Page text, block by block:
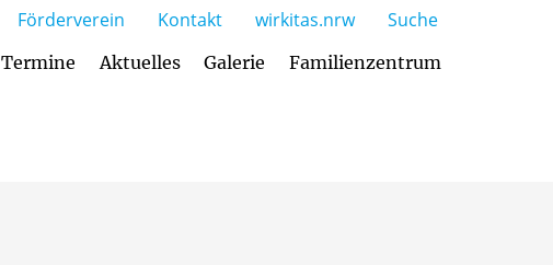
Termine Aktuelles Galerie Familienzentrum
Förderverein Kontakt wirkitas.nrw Suche